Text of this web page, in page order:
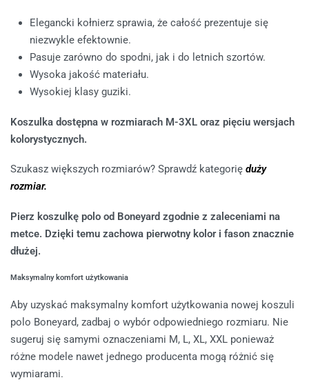
Elegancki kołnierz sprawia, że całość prezentuje się
niezwykle efektownie.
Pasuje zarówno do spodni, jak i do letnich szortów.
Wysoka jakość materiału.
Wysokiej klasy guziki.
Koszulka dostępna w rozmiarach M-3XL oraz pięciu wersjach
kolorystycznych.
Szukasz większych rozmiarów? Sprawdź kategorię duży
rozmiar.
Pierz koszulkę polo od Boneyard zgodnie z zaleceniami na
metce. Dzięki temu zachowa pierwotny kolor i fason znacznie
dłużej.
Maksymalny komfort użytkowania
Aby uzyskać maksymalny komfort użytkowania nowej koszuli
polo Boneyard, zadbaj o wybór odpowiedniego rozmiaru. Nie
sugeruj się samymi oznaczeniami M, L, XL, XXL ponieważ
różne modele nawet jednego producenta mogą różnić się
wymiarami.